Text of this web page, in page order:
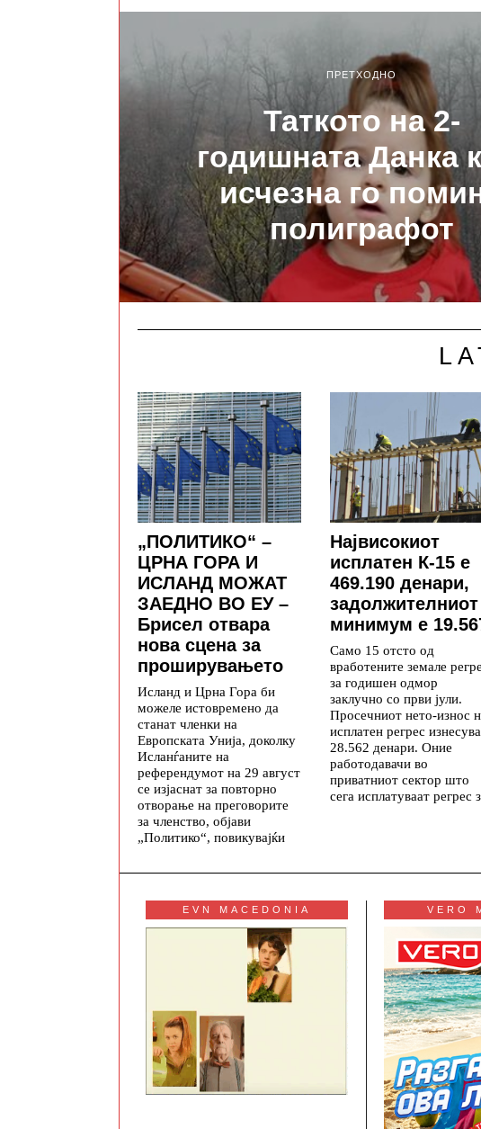
ПРЕТХОДНО
Таткото на 2-
годишната Данка
исчезна го
полиграфот
„ПОЛИТИКО“ –
ЦРНА ГОРА И
ИСЛАНД МОЖАТ
ЗАЕДНО ВО ЕУ –
Брисел отвара
нова сцена за
проширувањето
Исланд и Црна Гора би
можеле истовремено да
станат членки на
Европската Унија, доколку
Исланѓаните на
референдумот на 29 август
се изјаснат за повторно
отворање на преговорите
за членство, објави
„Политико“, повикувајќи
Највисокиот
исплатен К-15 е
469.190 денари,
задолжителниот
минимум е
Само 15 отсто од
вработените земале
за годишен одмор
заклучно со први јули.
Просечниот нето-износ
исплатен регрес изнесува
28.562 денари. Оние
работодавачи во
приватниот сектор што
сега исплатуваат регрес
EVN MACEDONIA VERO